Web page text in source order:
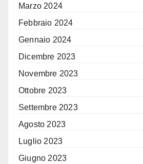
Marzo 2024
Febbraio 2024
Gennaio 2024
Dicembre 2023
Novembre 2023
Ottobre 2023
Settembre 2023
Agosto 2023
Luglio 2023
Giugno 2023